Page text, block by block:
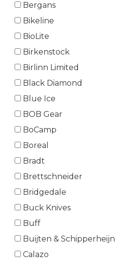
Bergans
Bikeline
BioLite
Birkenstock
Birlinn Limited
Black Diamond
Blue Ice
BOB Gear
BoCamp
Boreal
Bradt
Brettschneider
Bridgedale
Buck Knives
Buff
Buijten & Schipperheijn
Calazo